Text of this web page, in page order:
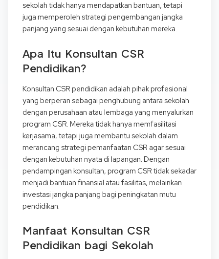
sekolah tidak hanya mendapatkan bantuan, tetapi
juga memperoleh strategi pengembangan jangka
panjang yang sesuai dengan kebutuhan mereka.
Apa Itu Konsultan CSR
Pendidikan?
Konsultan CSR pendidikan adalah pihak profesional
yang berperan sebagai penghubung antara sekolah
dengan perusahaan atau lembaga yang menyalurkan
program CSR. Mereka tidak hanya memfasilitasi
kerjasama, tetapi juga membantu sekolah dalam
merancang strategi pemanfaatan CSR agar sesuai
dengan kebutuhan nyata di lapangan. Dengan
pendampingan konsultan, program CSR tidak sekadar
menjadi bantuan finansial atau fasilitas, melainkan
investasi jangka panjang bagi peningkatan mutu
pendidikan.
Manfaat Konsultan CSR
Pendidikan bagi Sekolah